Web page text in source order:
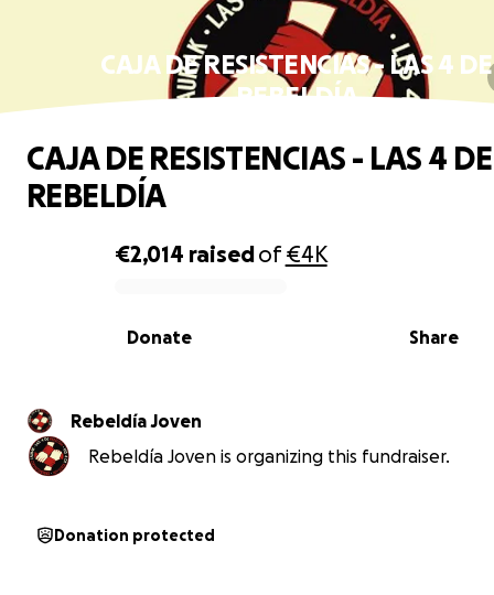
CAJA DE RESISTENCIAS - LAS 4 DE
REBELDÍA
0% complete
€2,014 raisedof€4K
Share
Donate
CAJA DE RESISTENCIAS - LAS 4 DE
REBELDÍA
Rebeldía Joven
Rebeldía Joven is organizing this fundraiser.
Donation protected